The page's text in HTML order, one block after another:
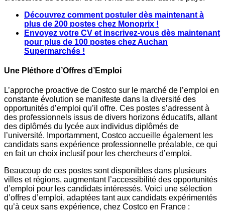
Découvrez comment postuler dès maintenant à
plus de 200 postes chez Monoprix !
Envoyez votre CV et inscrivez-vous dès maintenant
pour plus de 100 postes chez Auchan
Supermarchés !
Une Pléthore d’Offres d’Emploi
L’approche proactive de Costco sur le marché de l’emploi en
constante évolution se manifeste dans la diversité des
opportunités d’emploi qu’il offre. Ces postes s’adressent à
des professionnels issus de divers horizons éducatifs, allant
des diplômés du lycée aux individus diplômés de
l’université. Importamment, Costco accueille également les
candidats sans expérience professionnelle préalable, ce qui
en fait un choix inclusif pour les chercheurs d’emploi.
Beaucoup de ces postes sont disponibles dans plusieurs
villes et régions, augmentant l’accessibilité des opportunités
d’emploi pour les candidats intéressés. Voici une sélection
d’offres d’emploi, adaptées tant aux candidats expérimentés
qu’à ceux sans expérience, chez Costco en France :